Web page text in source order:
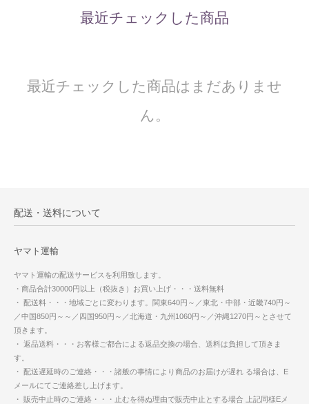
最近チェックした商品
最近チェックした商品はまだありませ
ん。
配送・送料について
ヤマト運輸
ヤマト運輸の配送サービスを利用致します。
・商品合計30000円以上（税抜き）お買い上げ・・・送料無料
・ 配送料・・・地域ごとに変わります。関東640円～／東北・中部・近畿740円～
／中国850円～～／四国950円～／北海道・九州1060円～／沖縄1270円～とさせて
頂きます。
・ 返品送料・・・お客様ご都合による返品交換の場合、送料は負担して頂きま
す。
・ 配送遅延時のご連絡・・・諸般の事情により商品のお届けが遅れ る場合は、E
メールにてご連絡差し上げます。
・ 販売中止時のご連絡・・・止むを得ぬ理由で販売中止とする場合 上記同様Eメ